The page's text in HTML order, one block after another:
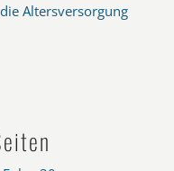
Altersversorgung